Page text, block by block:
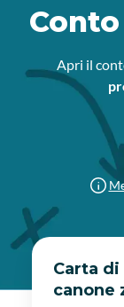
Apri il
Carta di
canone